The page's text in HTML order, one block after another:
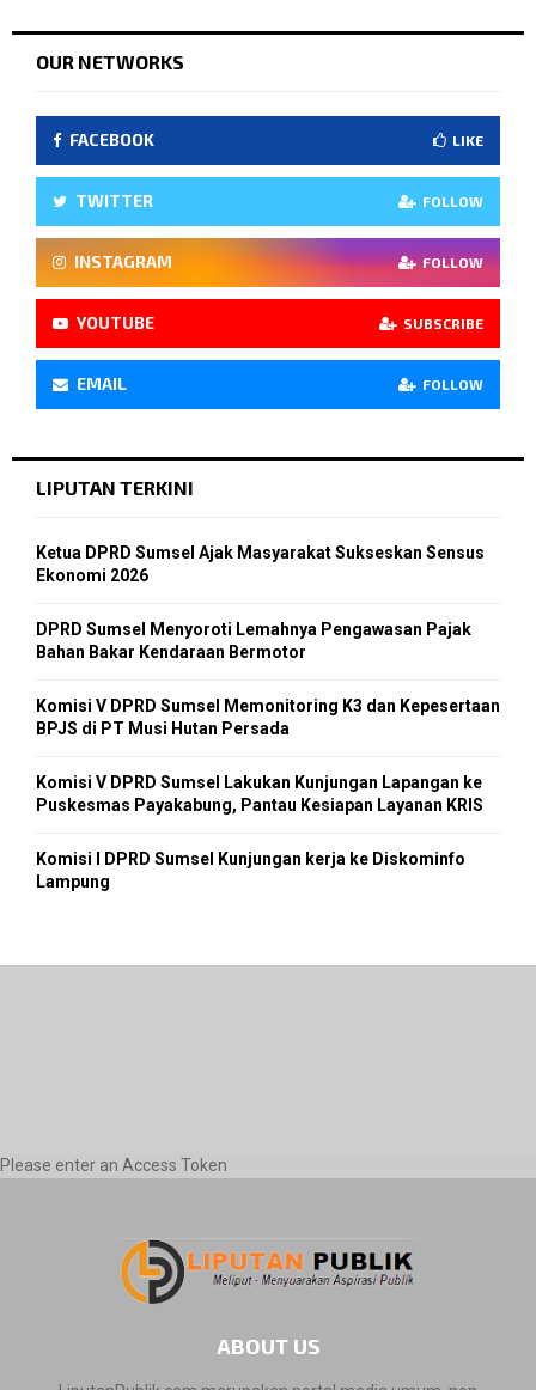
OUR NETWORKS
FACEBOOK LIKE
TWITTER FOLLOW
INSTAGRAM FOLLOW
YOUTUBE SUBSCRIBE
EMAIL FOLLOW
LIPUTAN TERKINI
Ketua DPRD Sumsel Ajak Masyarakat Sukseskan Sensus
Ekonomi 2026
DPRD Sumsel Menyoroti Lemahnya Pengawasan Pajak
Bahan Bakar Kendaraan Bermotor
Komisi V DPRD Sumsel Memonitoring K3 dan Kepesertaan
BPJS di PT Musi Hutan Persada
Komisi V DPRD Sumsel Lakukan Kunjungan Lapangan ke
Puskesmas Payakabung, Pantau Kesiapan Layanan KRIS
Komisi I DPRD Sumsel Kunjungan kerja ke Diskominfo
Lampung
Please enter an Access Token
ABOUT US